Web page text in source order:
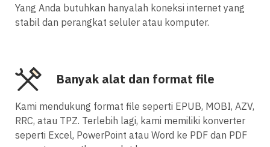
Yang Anda butuhkan hanyalah koneksi internet yang
stabil dan perangkat seluler atau komputer.
Banyak alat dan format file
Kami mendukung format file seperti EPUB, MOBI, AZV,
RRC, atau TPZ. Terlebih lagi, kami memiliki konverter
seperti Excel, PowerPoint atau Word ke PDF dan PDF